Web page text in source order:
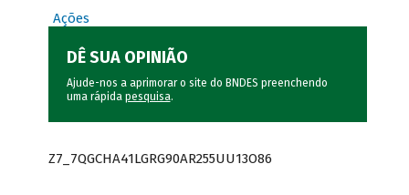
Ações
DÊ SUA OPINIÃO
Ajude-nos a aprimorar o site do BNDES preenchendo
uma rápida pesquisa.
Z7_7QGCHA41LGRG90AR255UU13O86